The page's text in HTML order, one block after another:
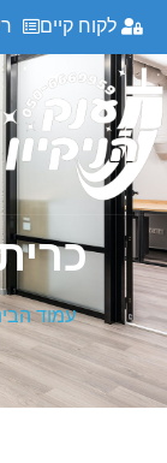
לקוח קיים
כרית
עמוד